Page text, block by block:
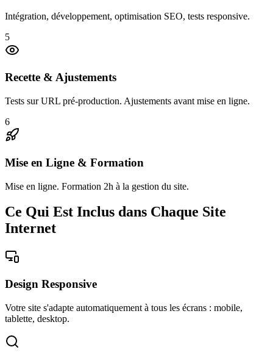
Intégration, développement, optimisation SEO, tests responsive.
5
Recette & Ajustements
Tests sur URL pré-production. Ajustements avant mise en ligne.
6
Mise en Ligne & Formation
Mise en ligne. Formation 2h à la gestion du site.
Ce Qui Est Inclus dans Chaque Site
Internet
Design Responsive
Votre site s'adapte automatiquement à tous les écrans : mobile,
tablette, desktop.